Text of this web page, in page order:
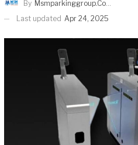
By Msmparkinggroup.com
Last updated Apr 24, 2025